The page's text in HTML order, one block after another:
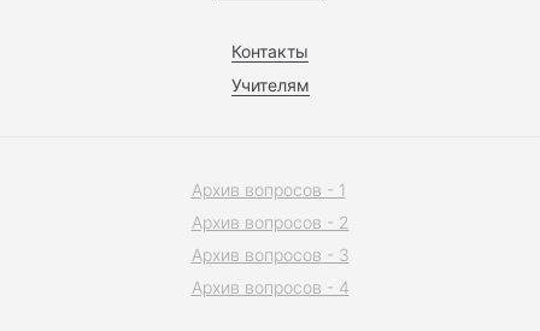
Контакты
Учителям
Архив вопросов - 1
Архив вопросов - 2
Архив вопросов - 3
Архив вопросов - 4